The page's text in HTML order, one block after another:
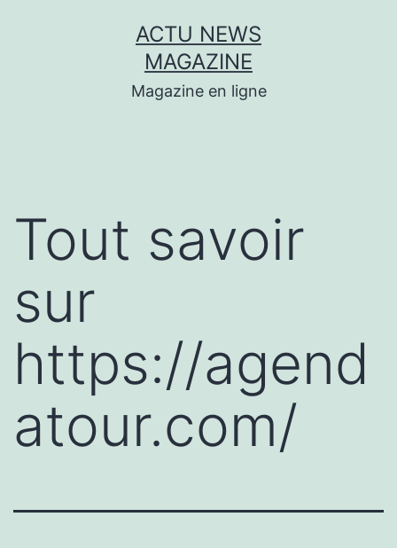
ACTU NEWS
MAGAZINE
Magazine en ligne
Tout savoir
sur
https://agend
atour.com/